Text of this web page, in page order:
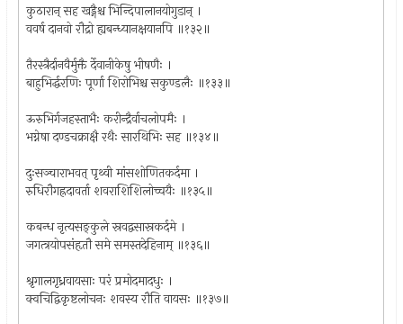
कुठारान् सह खड्गैश्च भिन्दिपालानयोगुडान् ।
ववर्ष दानवो रौद्रो ह्यबन्ध्यानक्षयानपि ॥१३२॥
तैरस्त्रैर्दानवैर्मुक्तै र्देवानीकेषु भीषणैः ।
बाहुभिर्द्धरणिः पूर्णा शिरोभिश्च सकुण्डलैः ॥१३३॥
ऊरुभिर्गजहस्ताभैः करीन्द्रैर्वाचलोपमैः ।
भग्नेषा दण्डचक्राक्षै रथैः सारथिभिः सह ॥१३४॥
दुःसञ्चाराभवत् पृथ्वी मांसशोणितकर्दमा ।
रुधिरौगह्रदावर्ता शवराशिशिलोच्चयैः ॥१३५॥
कबन्ध नृत्यसङ्कुले स्रवद्वसास्रकर्दमे ।
जगत्त्रयोपसंहृतौ समे समस्तदेहिनाम् ॥१३६॥
श्रृगालगृध्रवायसाः परं प्रमोदमादधुः ।
क्वचिद्विकृष्टलोचनः शवस्य रौति वायसः ॥१३७॥